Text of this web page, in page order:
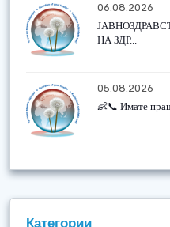
06.08.2026
НА ЗДР...
05.08.2026
👶📞 Имате
Категории